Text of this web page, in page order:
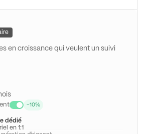
en croissance qui veulent un suivi
-10%
dédié
en 1:1